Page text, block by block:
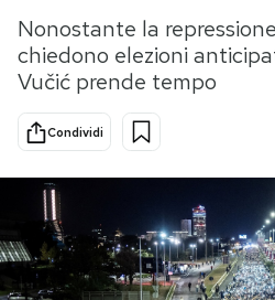
Politica
Tecnologia
Internet
Scienza
Sport
Nonostante la
chiedono elezioni
Vučić prende tempo
Condividi